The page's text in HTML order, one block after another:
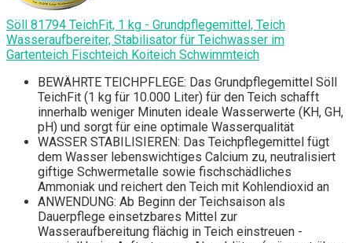
Söll 81794 TeichFit, 1 kg - Grundpflegemittel, Teich
Wasseraufbereiter, Stabilisator für Teichwasser im
Gartenteich Fischteich Koiteich Schwimmteich
BEWÄHRTE TEICHPFLEGE: Das Grundpflegemittel Söll
TeichFit (1 kg für 10.000 Liter) für den Teich schafft
innerhalb weniger Minuten ideale Wasserwerte (KH, GH,
pH) und sorgt für eine optimale Wasserqualität
WASSER STABILISIEREN: Das Teichpflegemittel fügt
dem Wasser lebenswichtiges Calcium zu, neutralisiert
giftige Schwermetalle sowie fischschädliches
Ammoniak und reichert den Teich mit Kohlendioxid an
ANWENDUNG: Ab Beginn der Teichsaison als
Dauerpflege einsetzbares Mittel zur
Wasseraufbereitung flächig in Teich einstreuen -